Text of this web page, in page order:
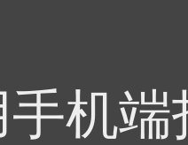
机